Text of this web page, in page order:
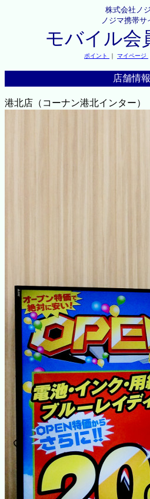
株式会社ノ
ノジマ携帯サ
モバイル会
ポイント ｜ マイページ
店舗情報
港北店（コーナン港北インター）